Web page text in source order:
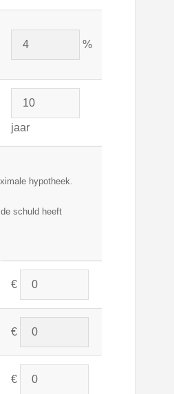
%
jaar
hypotheek.
schuld heeft
€
€
€